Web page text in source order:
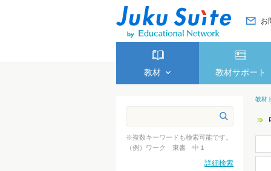
お
教材 教材サポート
教材
※複数キーワードも検索可能です。
（例）ワーク 東書 中１
詳細検索